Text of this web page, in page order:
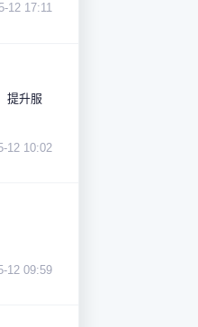
12 17:11
提升服
12 10:02
12 09:59